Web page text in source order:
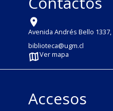
Avenida Andrés Bello
biblioteca@ugm.cl
Ver mapa
Accesos